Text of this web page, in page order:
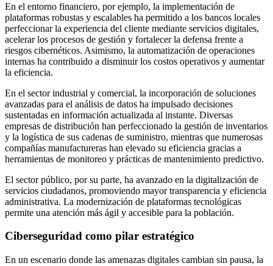
En el entorno financiero, por ejemplo, la implementación de
plataformas robustas y escalables ha permitido a los bancos locales
perfeccionar la experiencia del cliente mediante servicios digitales,
acelerar los procesos de gestión y fortalecer la defensa frente a
riesgos cibernéticos. Asimismo, la automatización de operaciones
internas ha contribuido a disminuir los costos operativos y aumentar
la eficiencia.
En el sector industrial y comercial, la incorporación de soluciones
avanzadas para el análisis de datos ha impulsado decisiones
sustentadas en información actualizada al instante. Diversas
empresas de distribución han perfeccionado la gestión de inventarios
y la logística de sus cadenas de suministro, mientras que numerosas
compañías manufactureras han elevado su eficiencia gracias a
herramientas de monitoreo y prácticas de mantenimiento predictivo.
El sector público, por su parte, ha avanzado en la digitalización de
servicios ciudadanos, promoviendo mayor transparencia y eficiencia
administrativa. La modernización de plataformas tecnológicas
permite una atención más ágil y accesible para la población.
Ciberseguridad como pilar estratégico
En un escenario donde las amenazas digitales cambian sin pausa, la